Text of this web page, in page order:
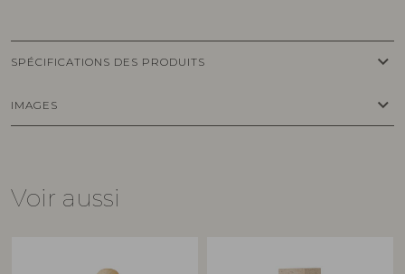
SPÉCIFICATIONS DES PRODUITS keyboard_arrow_down
IMAGES keyboard_arrow_down
Voir aussi